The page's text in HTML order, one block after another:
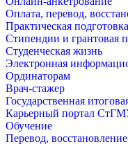
Оплата, перевод,
Практическая подготовка
Стипендии и грантовая
Студенческая жизнь
Электронная
Ординаторам
Врач-стажер
Государственная
Карьерный портал
Обучение
Перевод,